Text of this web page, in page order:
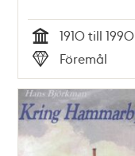
Tid
1910 till 1990
Typ
Föremål